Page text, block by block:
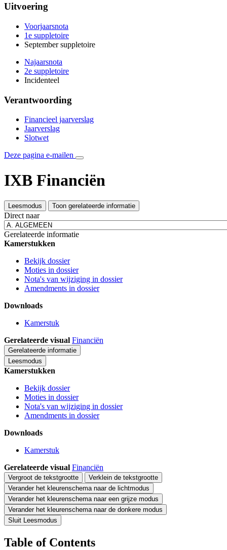
Uitvoering
Voorjaarsnota
1e suppletoire
September suppletoire
Najaarsnota
2e suppletoire
Incidenteel
Verantwoording
Financieel jaarverslag
Jaarverslag
Slotwet
Deze pagina e-mailen
IXB Financiën
Leesmodus Toon gerelateerde informatie
Direct naar
Gerelateerde informatie
Kamerstukken
Bekijk dossier
Moties in dossier
Nota's van wijziging in dossier
Amendments in dossier
Downloads
Kamerstuk
Gerelateerde visual Financiën
Gerelateerde informatie
Leesmodus
Kamerstukken
Bekijk dossier
Moties in dossier
Nota's van wijziging in dossier
Amendments in dossier
Downloads
Kamerstuk
Gerelateerde visual Financiën
Vergroot de tekstgrootte
Verklein de tekstgrootte
Verander het kleurenschema naar de lichtmodus
Verander het kleurenschema naar een grijze modus
Verander het kleurenschema naar de donkere modus
Sluit Leesmodus
Table of Contents